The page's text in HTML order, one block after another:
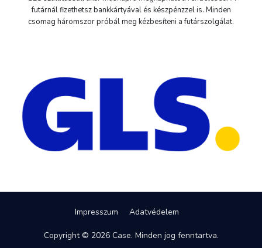
futárnál fizethetsz bankkártyával és készpénzzel is. Minden
csomag háromszor próbál meg kézbesíteni a futárszolgálat.
Impresszum Adatvédelem
Copyright © 2026 Case. Minden jog fenntartva.